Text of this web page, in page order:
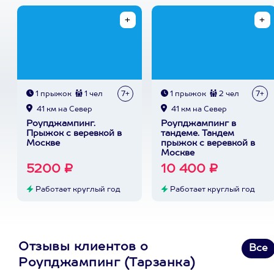
1 прыжок 1 чел 7+
41 км на Север
Роупджампинг.
Прыжок с веревкой в
Москве
5200 ₽
Работает круглый год
1 прыжок 2 чел 7+
41 км на Север
Роупджампинг в
тандеме. Тандем
прыжок с веревкой в
Москве
10 400 ₽
Работает круглый год
Отзывы клиентов о
Роупджампинг (Тарзанка)
Все